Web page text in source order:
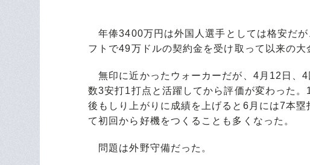
年俸3400万円は外国人選手としては格安だ
フトで49万ドルの契約金を受け取って以来の大
無印に近かったウォーカーだが、4月12日、
数3安打1打点と活躍してから評価が変わった
後もしり上がりに成績を上げると6月には7本
て初回から好機をつくることも多くなった。
問題は外野守備だった。